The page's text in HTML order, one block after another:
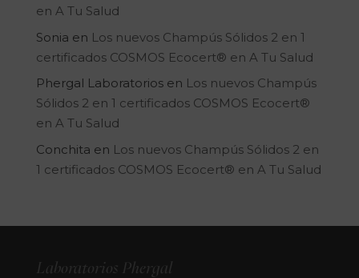
en A Tu Salud
Sonia en Los nuevos Champús Sólidos 2 en 1
certificados COSMOS Ecocert® en A Tu Salud
Phergal Laboratoriosen Los nuevos Champús
Sólidos 2 en 1 certificados COSMOS Ecocert®
en A Tu Salud
Conchita en Los nuevos Champús Sólidos 2 en
1 certificados COSMOS Ecocert® en A Tu Salud
Laboratorios Phergal